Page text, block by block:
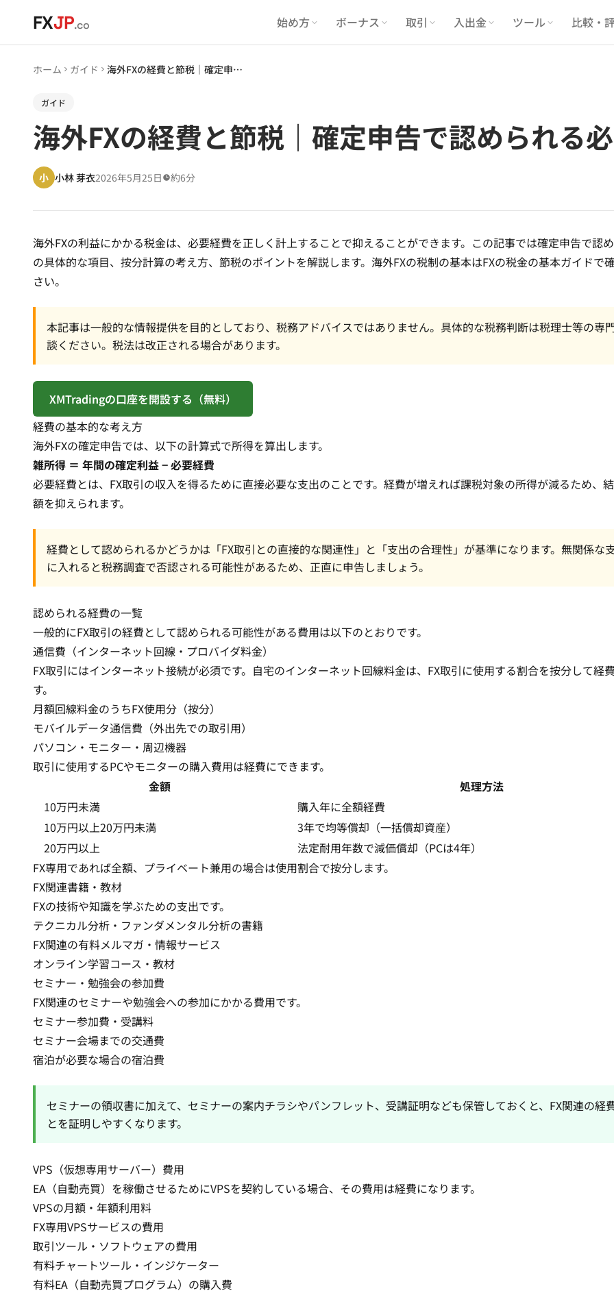
FXJP.co 始め方 ボーナス 取引 入出金 ツール 比較・
ホーム ガイド 海外FXの経費と節税｜確定申告で認められる必要経費一覧
ガイド
海外FXの経費と節税｜確定申告で認められる
小 小林 芽衣2026年5月25日 約6分
海外FXの利益にかかる税金は、必要経費を正しく計上することで抑えることができます。この記事では確定申告で認
の具体的な項目、按分計算の考え方、節税のポイントを解説します。海外FXの税制の基本はFXの税金の基本ガイドで
さい。
本記事は一般的な情報提供を目的としており、税務アドバイスではありません。具体的な税務判断は税理士等の専
談ください。税法は改正される場合があります。
XMTradingの口座を開設する（無料）
経費の基本的な考え方
海外FXの確定申告では、以下の計算式で所得を算出します。
雑所得 ＝ 年間の確定利益 − 必要経費
必要経費とは、FX取引の収入を得るために直接必要な支出のことです。経費が増えれば課税対象の所得が減るため、
額を抑えられます。
経費として認められるかどうかは「FX取引との直接的な関連性」と「支出の合理性」が基準になります。無関係な
に入れると税務調査で否認される可能性があるため、正直に申告しましょう。
認められる経費の一覧
一般的にFX取引の経費として認められる可能性がある費用は以下のとおりです。
通信費（インターネット回線・プロバイダ料金）
FX取引にはインターネット接続が必須です。自宅のインターネット回線料金は、FX取引に使用する割合を按分して経
す。
月額回線料金のうちFX使用分（按分）
モバイルデータ通信費（外出先での取引用）
パソコン・モニター・周辺機器
取引に使用するPCやモニターの購入費用は経費にできます。
金額
処理方法
10万円未満
購入年に全額経費
10万円以上20万円未満
3年で均等償却（一括償却資産）
20万円以上
法定耐用年数で減価償却（PCは4年）
FX専用であれば全額、プライベート兼用の場合は使用割合で按分します。
FX関連書籍・教材
FXの技術や知識を学ぶための支出です。
テクニカル分析・ファンダメンタル分析の書籍
FX関連の有料メルマガ・情報サービス
オンライン学習コース・教材
セミナー・勉強会の参加費
FX関連のセミナーや勉強会への参加にかかる費用です。
セミナー参加費・受講料
セミナー会場までの交通費
宿泊が必要な場合の宿泊費
セミナーの領収書に加えて、セミナーの案内チラシやパンフレット、受講証明なども保管しておくと、FX関連の経
とを証明しやすくなります。
VPS（仮想専用サーバー）費用
EA（自動売買） を稼働させるためにVPSを契約している場合、その費用は経費になります。
VPSの月額・年額利用料
FX専用VPSサービスの費用
取引ツール・ソフトウェアの費用
有料チャートツール・インジケーター
有料EA（自動売買プログラム）の購入費